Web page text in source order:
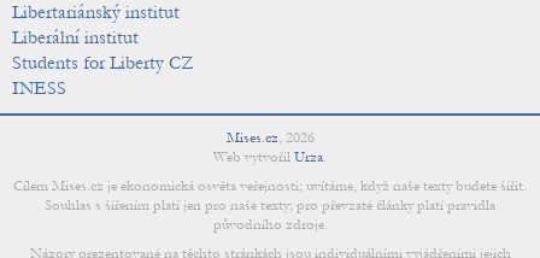
Libertariánský institut
Liberální institut
Students for Liberty CZ
INESS
Mises.cz, 2026
Web vytvořil Urza.
Cílem Mises.cz je ekonomická osvěta veřejnosti; uvítáme, když naše texty budete šířit.
Souhlas s šířením platí jen pro naše texty; pro převzaté články platí pravidla
původního zdroje.
Názory prezentované na těchto stránkách jsou individuálními vyjádřeními jejich